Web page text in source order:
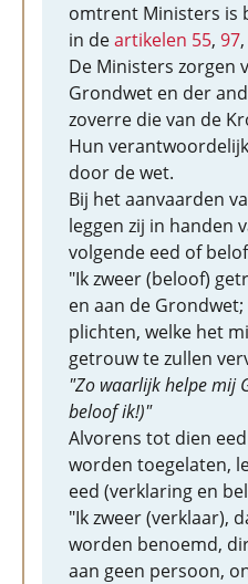
omtrent Ministers is
in deartikelen 55, 97,
De Ministers zorgen
Grondwet en der
zoverre die van de
Hun
door de wet.
Bij het aanvaarden
leggen zij in handen
volgende eed of
"Ik zweer (beloof)
en aan de
plichten, welke het
getrouw te zullen
"Zo waarlijk helpe mij
beloof ik!)"
Alvorens tot dien
worden toegelaten,
eed (verklaring en
"Ik zweer (verklaar),
worden benoemd,
aan geen persoon,